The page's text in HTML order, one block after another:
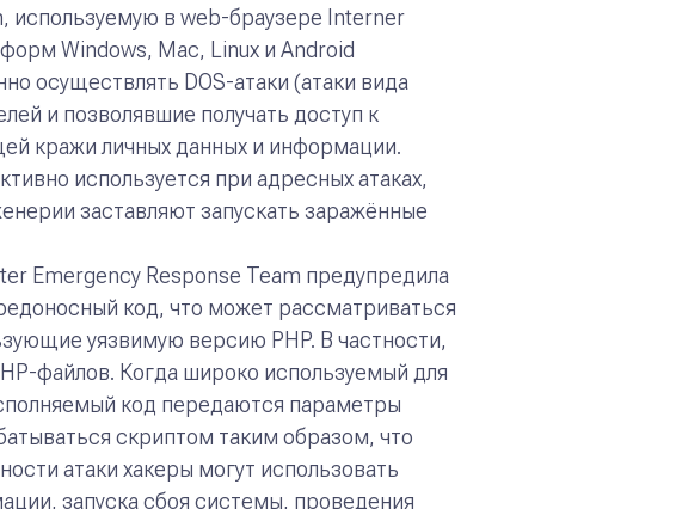
используемую в web-браузере Interner
Windows, Mac, Linux и Android
осуществлять DOS-атаки (атаки вида
и позволявшие получать доступ к
кражи личных данных и информации.
используется при адресных атаках,
заставляют запускать заражённые
Emergency Response Team предупредила
код, что может рассматриваться
уязвимую версию PHP. В частности,
файлов. Когда широко используемый для
код передаются параметры
скриптом таким образом, что
атаки хакеры могут использовать
запуска сбоя системы, проведения